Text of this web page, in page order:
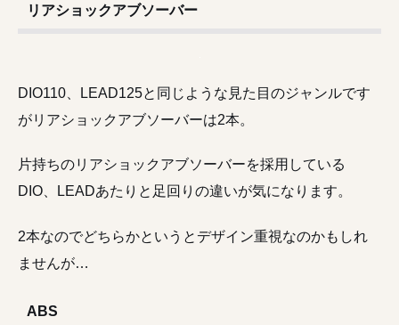
リアショックアブソーバー
DIO110、LEAD125と同じような見た目のジャンルです
がリアショックアブソーバーは2本。
片持ちのリアショックアブソーバーを採用している
DIO、LEADあたりと足回りの違いが気になります。
2本なのでどちらかというとデザイン重視なのかもしれ
ませんが…
ABS